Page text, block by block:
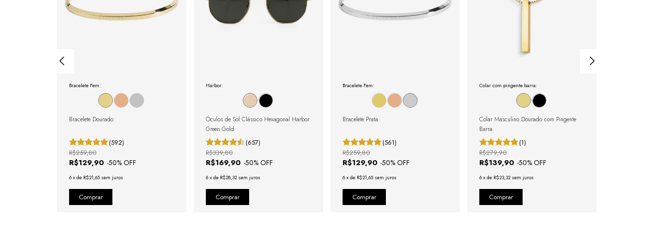
Bracelete Fem:
Bracelete Dourado
(592)
R$129,90 -50% OFF
R$259,80
6 x de R$21,65 sem juros
Harbor:
Óculos de Sol Clássico Hexagonal Harbor
Green Gold
(657)
R$169,90 -50% OFF
R$339,80
6 x de R$28,32 sem juros
Bracelete Fem:
Bracelete Prata
(561)
R$129,90 -50% OFF
R$259,80
6 x de R$21,65 sem juros
Colar com pingente barra:
Colar Masculino Dourado com Pingente
Barra
(1)
R$139,90 -50% OFF
R$279,90
6 x de R$23,32 sem juros